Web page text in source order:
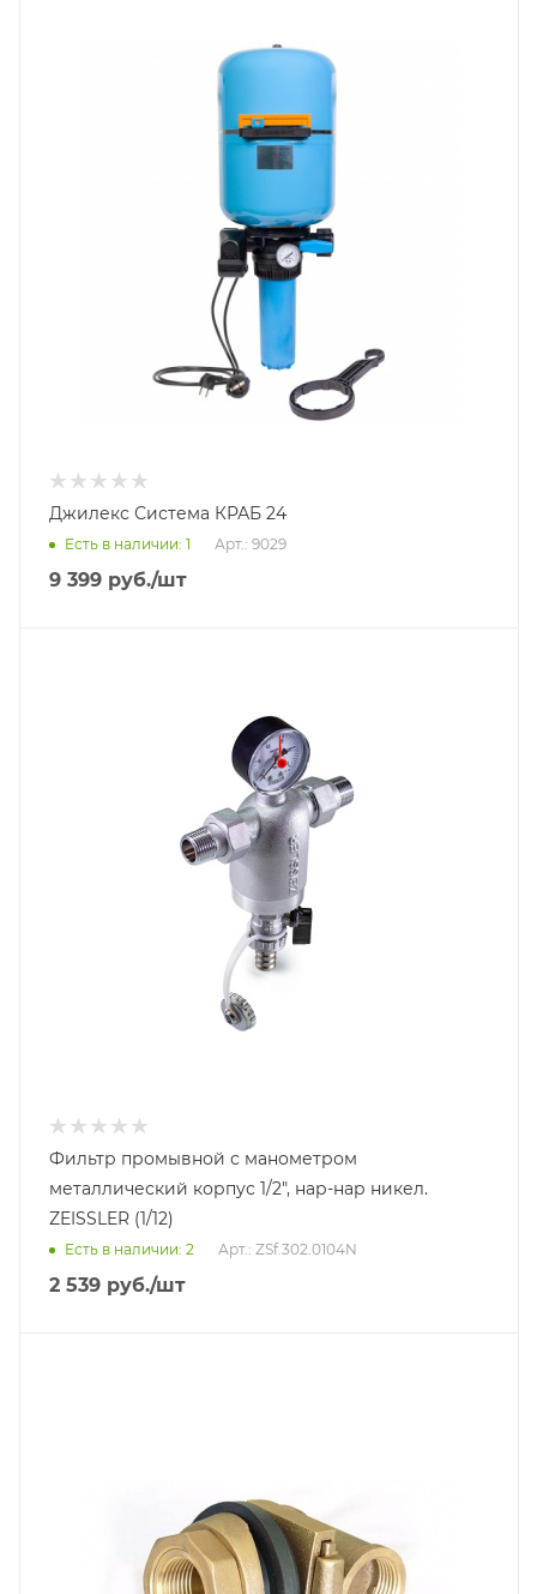
Джилекс Система КРАБ 24
Есть в наличии: 1 Арт.: 9029
9 399 руб./шт
Фильтр промывной с манометром
металлический корпус 1/2", нар-нар никел.
ZEISSLER (1/12)
Есть в наличии: 2 Арт.: ZSf.302.0104N
2 539 руб./шт